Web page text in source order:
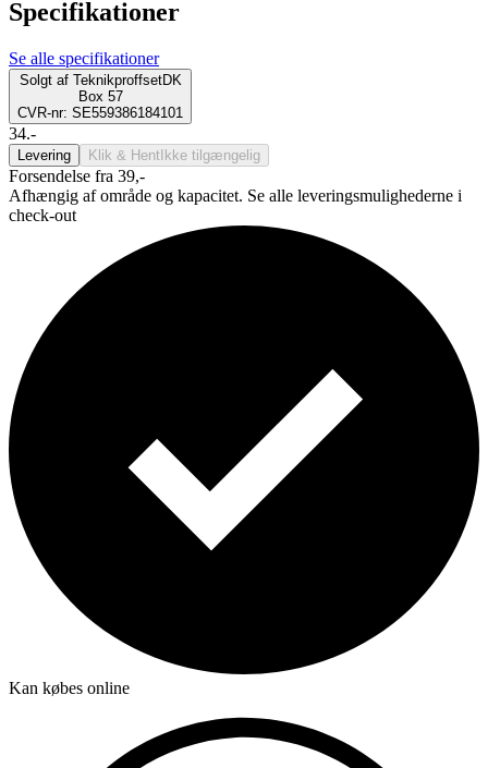
Specifikationer
Se alle specifikationer
Solgt af TeknikproffsetDK
Box 57
CVR-nr: SE559386184101
34.-
Levering Klik & Hent Ikke tilgængelig
Forsendelse fra 39,-
Afhængig af område og kapacitet. Se alle leveringsmulighederne i
check-out
Kan købes online